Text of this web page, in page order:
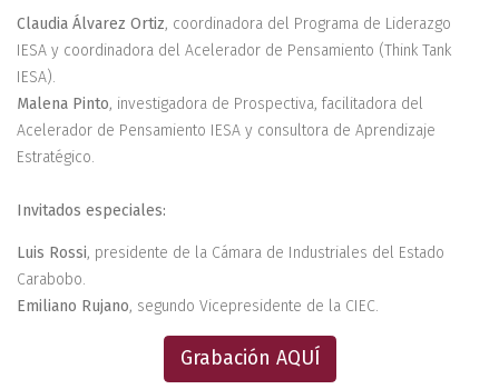
Claudia Álvarez Ortiz, coordinadora del Programa de Liderazgo
IESA y coordinadora del Acelerador de Pensamiento (Think Tank
IESA).
Malena Pinto, investigadora de Prospectiva, facilitadora del
Acelerador de Pensamiento IESA y consultora de Aprendizaje
Estratégico.
Invitados especiales:
Luis Rossi, presidente de la Cámara de Industriales del Estado
Carabobo.
Emiliano Rujano, segundo Vicepresidente de la CIEC.
Grabación AQUÍ